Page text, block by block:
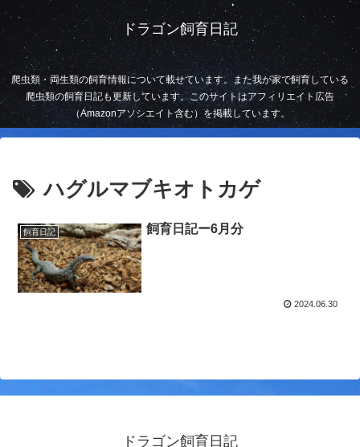
ドラゴン飼育日記
爬虫類・両生類の飼育情報について載せています。また我が家で飼育している
爬虫類の飼育日記も更新しています。このサイトはアフィリエイト広告
（Amazonアソシエイト含む）を掲載しています。
ハグルマブキオトカゲ
飼育日記 飼育日記ー6月分
2024.06.30
ドラゴン飼育日記